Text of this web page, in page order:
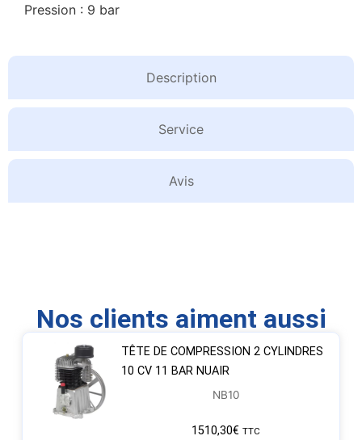
Description
Service
Avis
Pression : 9 bar
Nos clients aiment aussi
TÊTE DE COMPRESSION 2 CYLINDRES
10 CV 11 BAR NUAIR
NB10
1510,30€ TTC